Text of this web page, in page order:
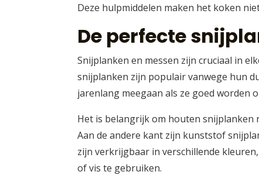
Deze hulpmiddelen maken het koken
De perfecte
Snijplanken en messen zijn cruciaal in
snijplanken zijn populair vanwege hun
jarenlang meegaan als ze goed worden
Het is belangrijk om houten
Aan de andere kant zijn kunststof
zijn verkrijgbaar in verschillende
of vis te gebruiken.